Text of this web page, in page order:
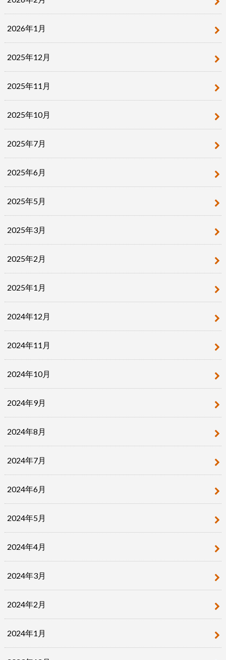
2026年1月
2025年12月
2025年11月
2025年10月
2025年7月
2025年6月
2025年5月
2025年3月
2025年2月
2025年1月
2024年12月
2024年11月
2024年10月
2024年9月
2024年8月
2024年7月
2024年6月
2024年5月
2024年4月
2024年3月
2024年2月
2024年1月